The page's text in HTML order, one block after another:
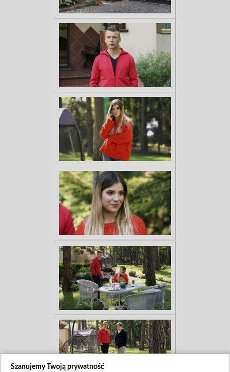
Szanujemy Twoją prywatność